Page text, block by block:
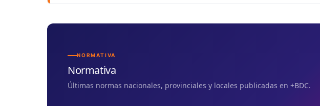
NORMATIVA
Normativa
Últimas normas nacionales, provinciales y locales publicadas en +BDC.